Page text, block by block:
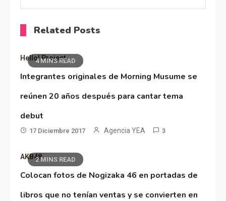
Related Posts
4 MINS READ
Hello! Project
Integrantes originales de Morning Musume se
reúnen 20 años después para cantar tema
debut
17 Diciembre 2017 Agencia YEA 3
2 MINS READ
AKB48
Colocan fotos de Nogizaka 46 en portadas de
libros que no tenían ventas y se convierten en